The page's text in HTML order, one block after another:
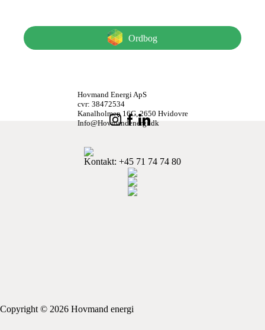
Ordbog
Hovmand Energi ApS
cvr: 38472534
Kanalholmen 16G, 2650 Hvidovre
Info@Hovmandenergi.dk
Kontakt: +45 71 74 74 80
Copyright © 2026 Hovmand energi